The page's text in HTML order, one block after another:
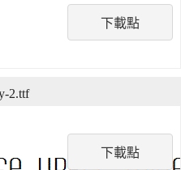
下載點
下載點
2.ttf